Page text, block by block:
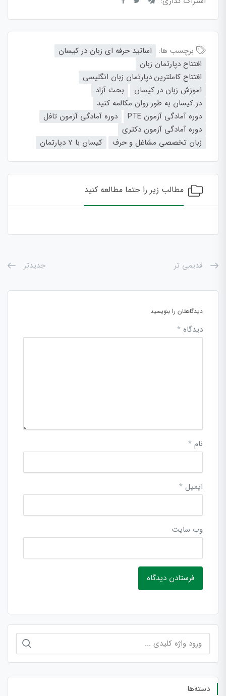
برچسب ها:
اساتید حرفه ای زبان در کیسان
افتتاح دپارتمان زبان
افتتاح کاملترین دپارتمان زبان انگلیسی
اموزش زبان در کیسان
بحث آزاد
در کیسان به طور روان مکالمه کنید
دوره آمادگی آزمون PTE
دوره آمادگی آزمون تافل
دوره آمادگی آزمون دکتری
زبان تخصصی مشاغل و حرف
کیسان با 7 دپارتمان
مطالب زیر را حتما مطالعه کنید
قدیمی تر جدیدتر
دیدگاهتان را بنویسید
دیدگاه *
نام *
ایمیل *
وب‌ سایت
برای:
دسته‌ها